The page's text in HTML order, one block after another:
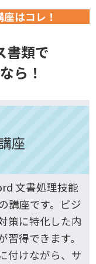
はコレ！
書類で
ら！
座
文書処理技能
講座です。ビジ
策に特化した内
得できます。
付けながら、サ